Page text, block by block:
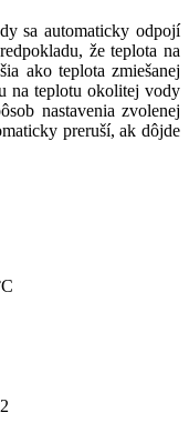
sa automaticky odpojí
že teplota na
ako teplota zmiešanej
na teplotu okolitej vody
nastavenia zvolenej
preruší, ak dôjde